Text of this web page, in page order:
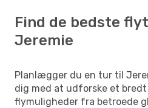
Find de bedste
Jeremie
Planlægger du en tur til
dig med at udforske et
flymuligheder fra betroede